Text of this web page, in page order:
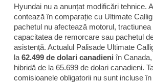
Hyundai nu a anunțat modificări tehnice.
contează în comparație cu Ultimate
pachetul nu afectează motorul, tractiunea
capacitatea de remorcare sau pachetul
asistență. Actualul Palisade Ultimate
la 62.499 de dolari canadieni în
hibridă de la 65.699 de dolari canadieni.
comisioanele obligatorii nu sunt incluse